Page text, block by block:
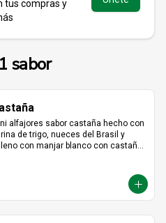
tus compras y
sabor
alfajores sabor castaña hecho con
de trigo, nueces del Brasil y
con manjar blanco con castaña